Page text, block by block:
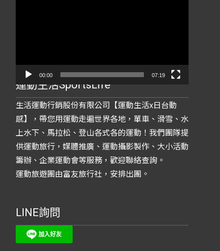
00:00 07:19
運動生活SportsLife
生活運動行銷股份有限公司【運動生活x日台動
感】，帶您用運動走遍世界各地，單車、滑雪、水
上水下、馬拉松、登山各式各的運動！我們團隊提
供運動旅行，媒體推廣、運動攝影製作、大小活動
籌辦、企業運動會等服務，歡迎聯絡查詢。
運動旅遊團由富友旅行社，安排出團。
LINE詢問